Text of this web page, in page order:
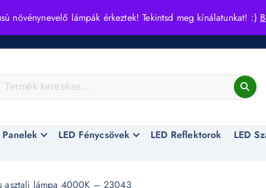
növénynevelő lámpák érkeztek! Tekintsd meg kínálatunkat! :)
Panelek LED Fénycsövek LED Reflektorok LED
asztali lámpa 4000K – 23043